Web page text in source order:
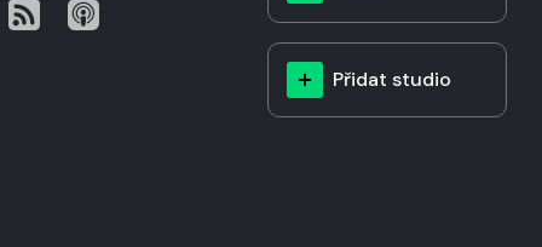
Přidat studio